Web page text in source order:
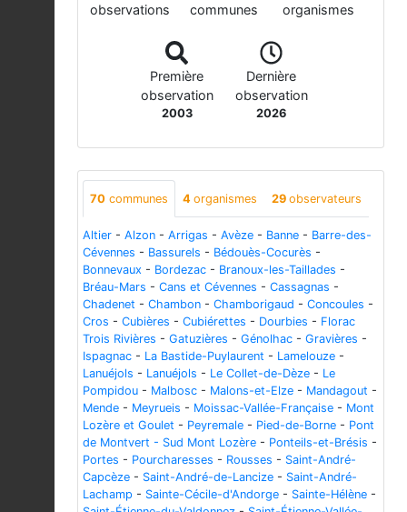
observations communes organismes
Première
observation
2003
Dernière
observation
2026
70 communes 4 organismes 29 observateurs
Altier - Alzon - Arrigas - Avèze - Banne - Barre-des-
Cévennes - Bassurels - Bédouès-Cocurès -
Bonnevaux - Bordezac - Branoux-les-Taillades -
Bréau-Mars - Cans et Cévennes - Cassagnas -
Chadenet - Chambon - Chamborigaud - Concoules -
Cros - Cubières - Cubiérettes - Dourbies - Florac
Trois Rivières - Gatuzières - Génolhac - Gravières -
Ispagnac - La Bastide-Puylaurent - Lamelouze -
Lanuéjols - Lanuéjols - Le Collet-de-Dèze - Le
Pompidou - Malbosc - Malons-et-Elze - Mandagout -
Mende - Meyrueis - Moissac-Vallée-Française - Mont
Lozère et Goulet - Peyremale - Pied-de-Borne - Pont
de Montvert - Sud Mont Lozère - Ponteils-et-Brésis -
Portes - Pourcharesses - Rousses - Saint-André-
Capcèze - Saint-André-de-Lancize - Saint-André-
Lachamp - Sainte-Cécile-d'Andorge - Sainte-Hélène -